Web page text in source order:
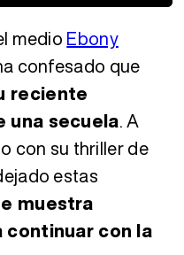
medio Ebony
confesado que
reciente
una secuela. A
con su thriller de
estas
muestra
con la